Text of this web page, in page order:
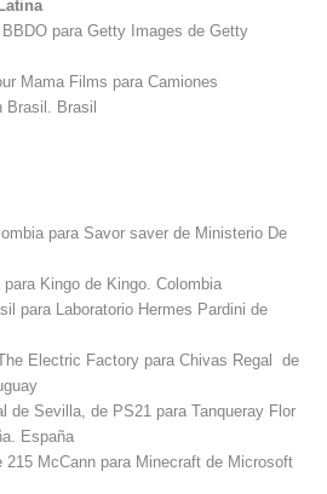
para Getty Images de Getty
Mama Films para Camiones
Brasil. Brasil
para Savor saver de Ministerio De
Kingo de Kingo. Colombia
para Laboratorio Hermes Pardini de
Electric Factory para Chivas Regal de
de Sevilla, de PS21 para Tanqueray Flor
España
McCann para Minecraft de Microsoft